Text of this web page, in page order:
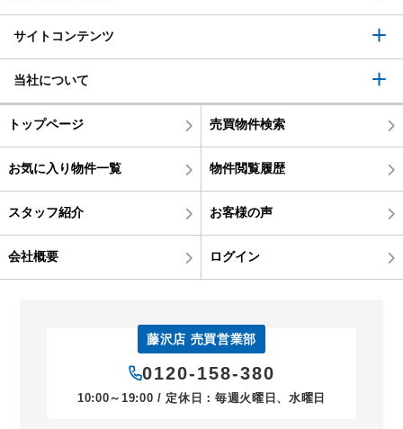
サイトコンテンツ
当社について
トップページ 売買物件検索
お気に入り物件一覧 物件閲覧履歴
スタッフ紹介 お客様の声
会社概要 ログイン
藤沢店 売買営業部
0120-158-380
10:00～19:00 / 定休日：毎週火曜日、水曜日